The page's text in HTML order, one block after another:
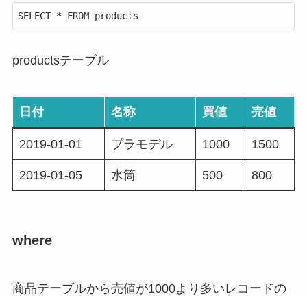
SELECT * FROM products
productsテーブル
日付 名称 買値 売値
2019-01-01 プラモデル 1000 1500
2019-01-05 水筒 500 800
where
商品テーブルから売値が1000より多いレコードの